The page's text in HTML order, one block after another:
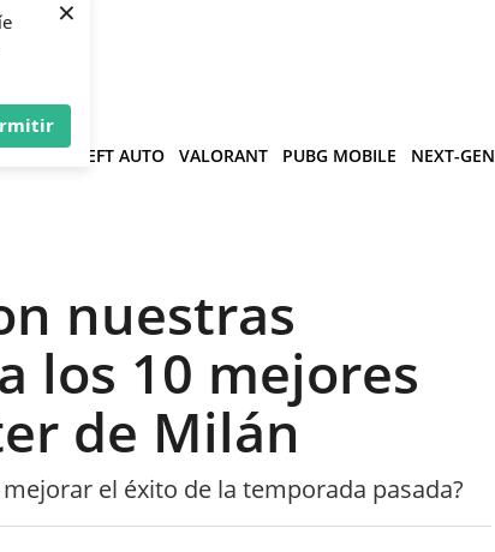
×
GRAND THEFT AUTO VALORANT PUBG MOBILE NEXT-GEN
nuestras
los 10 mejores
de Milán
el éxito de la temporada pasada?